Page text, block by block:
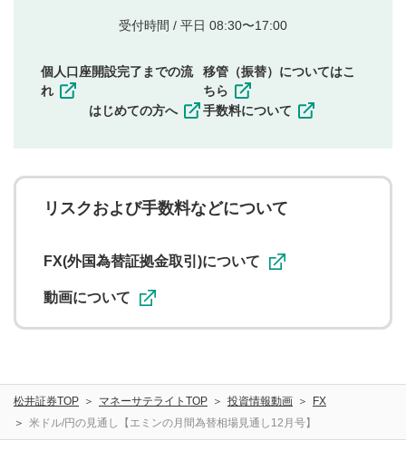
他者の権利（商標、著作権、その他の知的財産
その他当社が不適切と判断した投稿
一度投稿した評価およびコメントの変更・削除はできま
に関する著作者人格権を行使しないことに同意します。利
用者が投稿したコメントは、当社サービスの広告・宣伝、
ることがあります。
受付時間 / 平日 08:30〜17:00
個人口座開設完了までの流
れ
はじめての方へ
移管（振替）についてはこ
ちら
手数料について
リスクおよび手数料などについて
FX(外国為替証拠金取引)について
動画について
松井証券TOP マネーサテライトTOP 投資情報動画
FX
米ドル/円の見通し【エミンの月間為替相場見通し12月号】